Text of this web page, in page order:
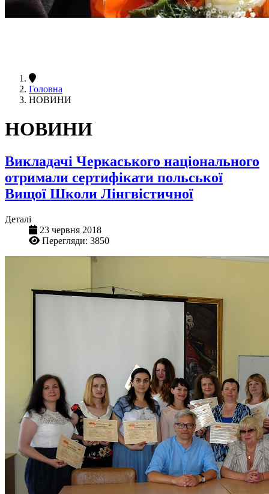
Головна
НОВИНИ
НОВИНИ
Викладачі Черкаського національного
отримали сертифікати польської
Вищої Школи Лінгвістичної
Деталі
23 червня 2018
Перегляди: 3850